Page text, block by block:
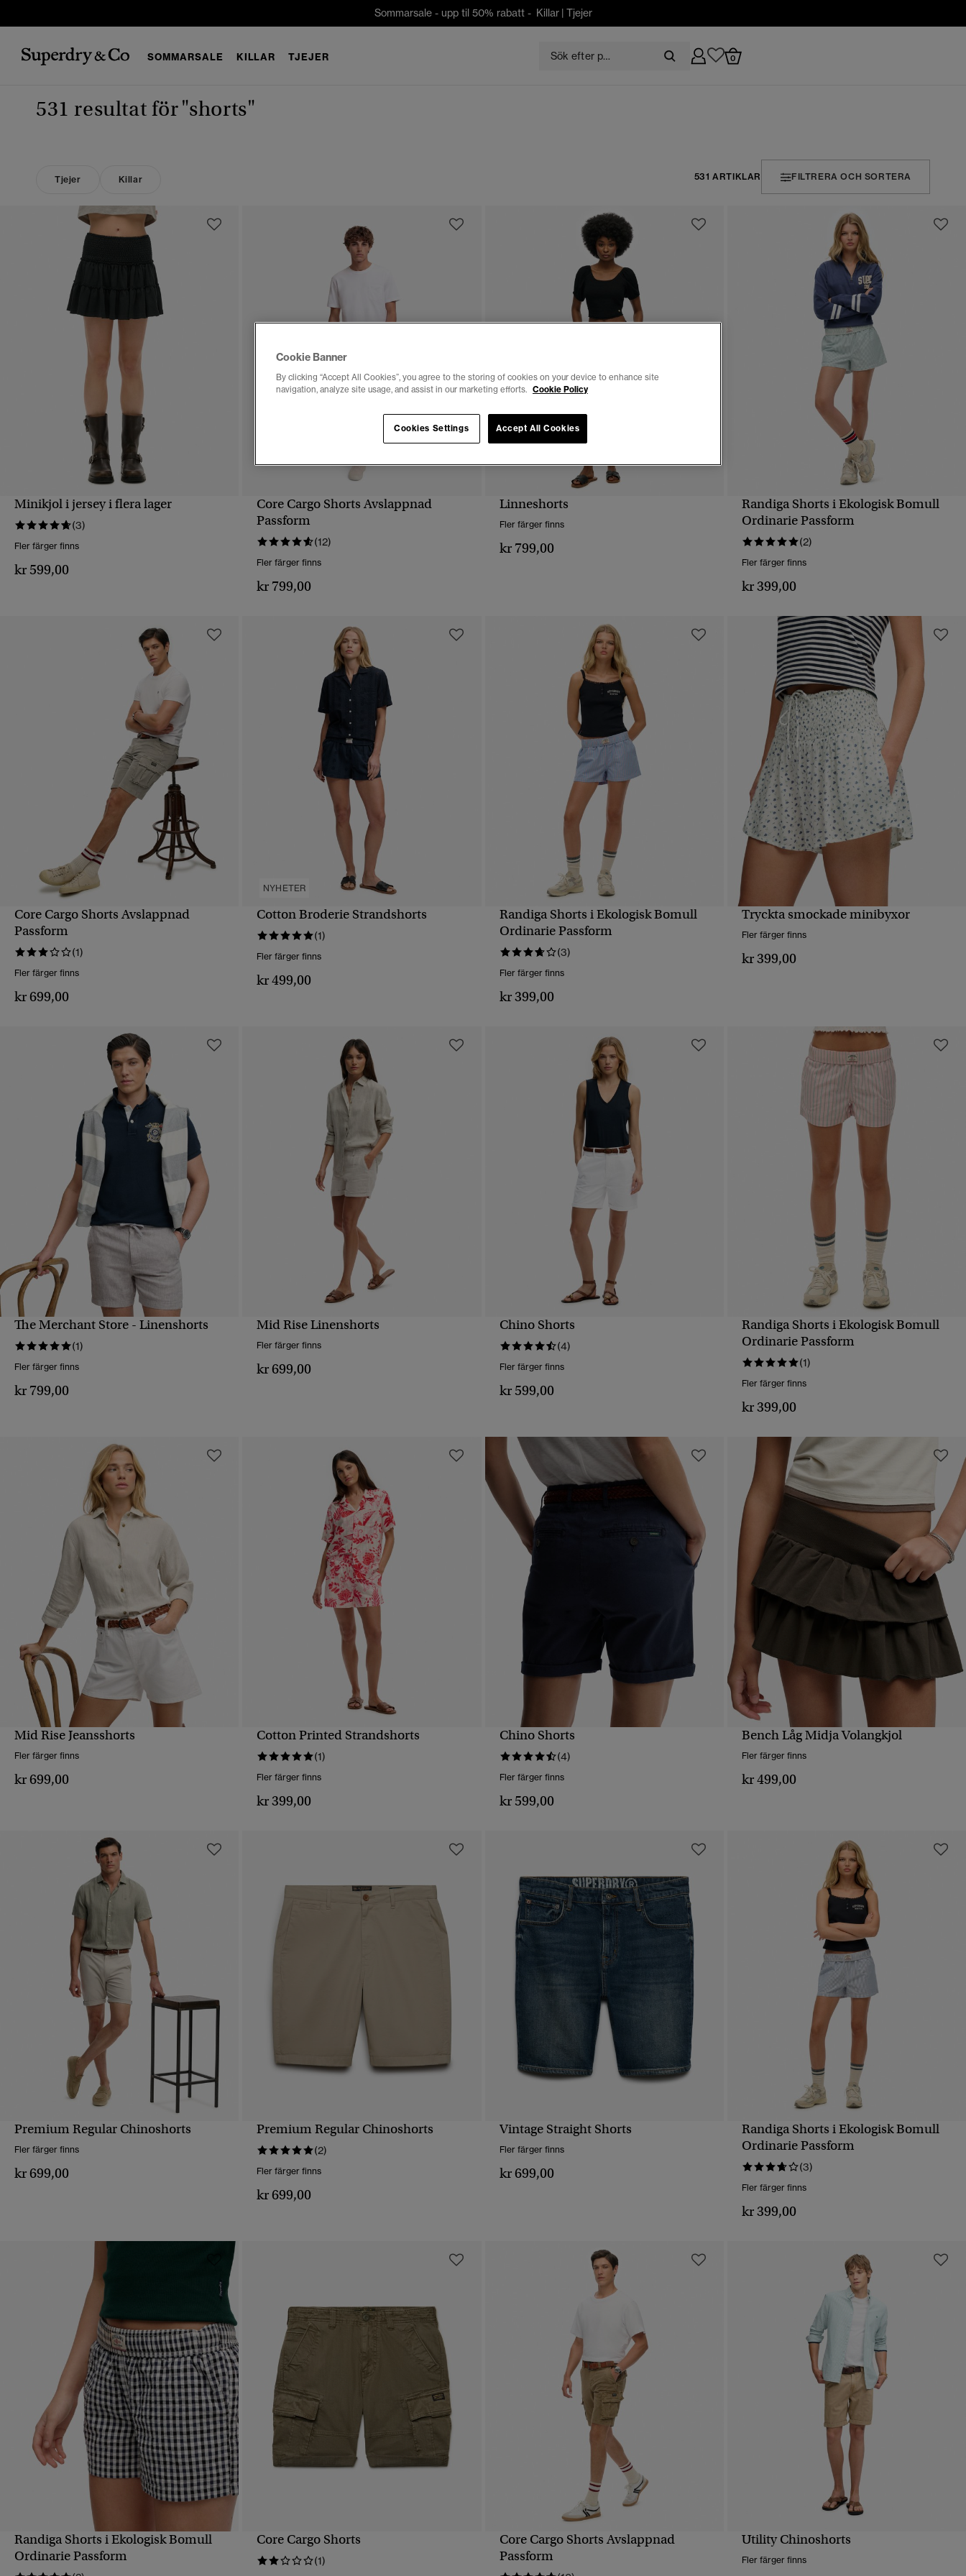
Sommarsale - upp til 50% rabatt - Killar| Tjejer
SOMMARSALE KILLAR TJEJER 0
531 resultat för"shorts"
Tjejer Killar 531 ARTIKLAR FILTRERA OCH SORTERA
SNABBVY
Minikjol i jersey i flera lager
(3)
Fler färger finns
kr 599,00
Core Cargo Shorts Avslappnad
Passform
(12)
Fler färger finns
kr 799,00
Linneshorts
Fler färger finns
kr 799,00
SNABBVY
Randiga Shorts i Ekologisk Bomull
Ordinarie Passform
(2)
Fler färger finns
kr 399,00
Core Cargo Shorts Avslappnad
Passform
(1)
Fler färger finns
kr 699,00
NYHETER
Cotton Broderie Strandshorts
(1)
Fler färger finns
kr 499,00
SNABBVY
Randiga Shorts i Ekologisk Bomull
Ordinarie Passform
(3)
Fler färger finns
kr 399,00
Tryckta smockade minibyxor
Fler färger finns
kr 399,00
The Merchant Store - Linenshorts
(1)
Fler färger finns
kr 799,00
Mid Rise Linenshorts
Fler färger finns
kr 699,00
Chino Shorts
(4)
Fler färger finns
kr 599,00
SNABBVY
Randiga Shorts i Ekologisk Bomull
Ordinarie Passform
(1)
Fler färger finns
kr 399,00
Mid Rise Jeansshorts
Fler färger finns
kr 699,00
Cotton Printed Strandshorts
(1)
Fler färger finns
kr 399,00
Chino Shorts
(4)
Fler färger finns
kr 599,00
SNABBVY
Bench Låg Midja Volangkjol
Fler färger finns
kr 499,00
Premium Regular Chinoshorts
Fler färger finns
kr 699,00
Premium Regular Chinoshorts
(2)
Fler färger finns
kr 699,00
Vintage Straight Shorts
Fler färger finns
kr 699,00
SNABBVY
Randiga Shorts i Ekologisk Bomull
Ordinarie Passform
(3)
Fler färger finns
kr 399,00
SNABBVY
Randiga Shorts i Ekologisk Bomull
Ordinarie Passform
Core Cargo Shorts
(1)
Core Cargo Shorts Avslappnad
Passform
Utility Chinoshorts
Fler färger finns
Cookie Banner
By clicking “Accept All Cookies”, you agree to the storing of cookies on your device to enhance site
navigation, analyze site usage, and assist in our marketing efforts. Cookie Policy
Accept All Cookies
Cookies Settings